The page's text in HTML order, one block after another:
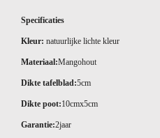
Specificaties
Kleur: natuurlijke lichte kleur
Materiaal:Mangohout
Dikte tafelblad:5cm
Dikte poot:10cmx5cm
Garantie:2jaar